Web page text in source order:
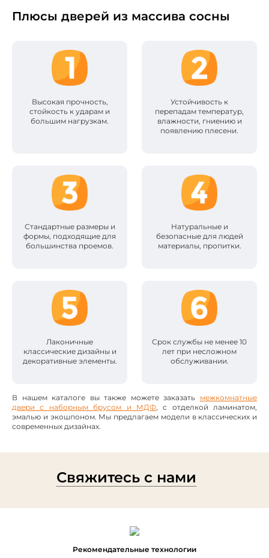
Плюсы дверей из массива сосны
Высокая прочность,
стойкость к ударам и
большим нагрузкам.
Устойчивость к
перепадам температур,
влажности, гниению и
появлению плесени.
Стандартные размеры и
формы, подходящие для
большинства проемов.
Натуральные и
безопасные для людей
материалы, пропитки.
Лаконичные
классические дизайны и
декоративные элементы.
Срок службы не менее 10
лет при несложном
обслуживании.
В нашем каталоге вы также можете заказать межкомнатные
двери с наборным брусом и МДФ, с отделкой ламинатом,
эмалью и экошпоном. Мы предлагаем модели в классических и
современных дизайнах.
Свяжитесь с нами
Рекомендательные технологии